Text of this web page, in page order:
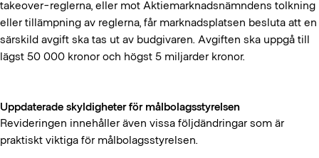
takeover-reglerna, eller mot Aktiemarknadsnämndens tolkning
eller tillämpning av reglerna, får marknadsplatsen besluta att en
särskild avgift ska tas ut av budgivaren. Avgiften ska uppgå till
lägst 50 000 kronor och högst 5 miljarder kronor.
Uppdaterade skyldigheter för målbolagsstyrelsen
Revideringen innehåller även vissa följdändringar som är
praktiskt viktiga för målbolagsstyrelsen.